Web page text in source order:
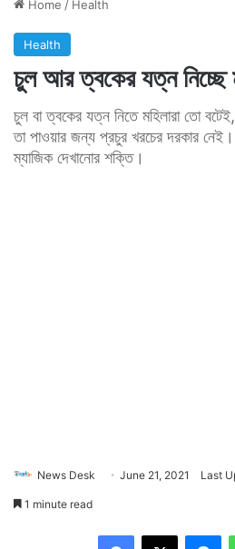
Home / Health
Health
চুল আর ত্বকের যত্ন নিচ্ছে
চুল বা ত্বকের যত্ন নিতে মহিলারা তো
তা পাওয়ার জন্য প্রচুর খরচের দরকার
ম্যাজিক দেখানোর শক্তি।
News Desk June 21, 2021 Last
1 minute read